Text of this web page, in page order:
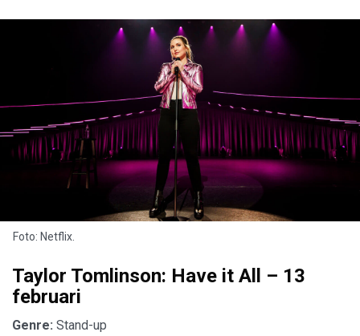
Foto: Netflix.
Taylor Tomlinson: Have it All – 13
februari
Genre: Stand-up